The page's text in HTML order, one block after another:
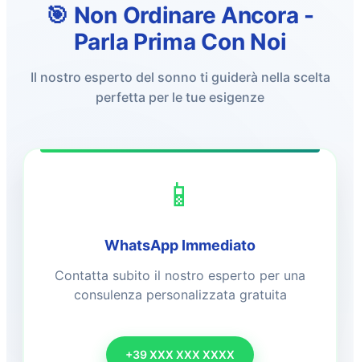
🎯 Non Ordinare Ancora -
Parla Prima Con Noi
Il nostro esperto del sonno ti guiderà nella scelta
perfetta per le tue esigenze
📱
WhatsApp Immediato
Contatta subito il nostro esperto per una
consulenza personalizzata gratuita
+39 XXX XXX XXXX